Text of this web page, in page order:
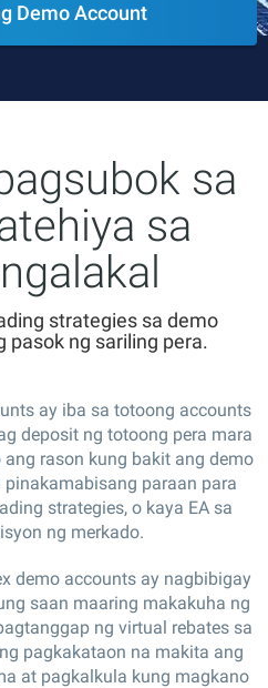
Demo Account
sa
sa
strategies sa demo
pasok ng sariling pera.
ay iba sa totoong accounts
deposit ng totoong pera mara
rason kung bakit ang demo
paraan para
strategies, o kaya EA sa
ng merkado.
demo accounts ay nagbibigay
saan maaring makakuha ng
ng virtual rebates sa
pagkakataon na makita ang
at pagkalkula kung magkano